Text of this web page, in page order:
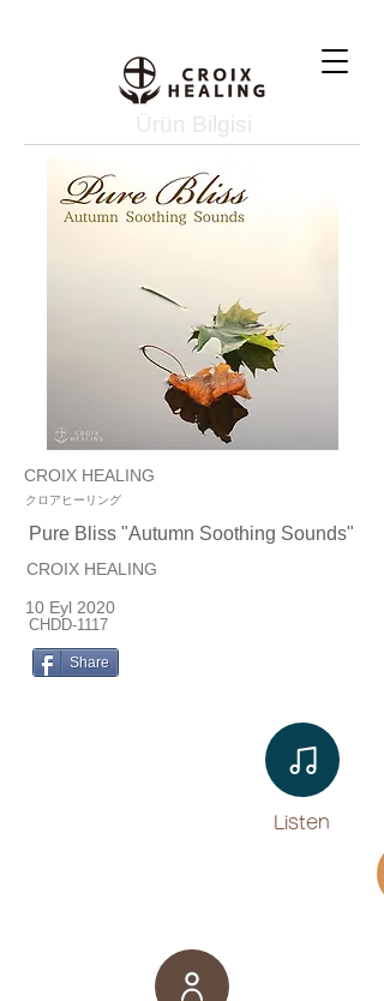
Ürün Bilgisi
CROIX HEALING
クロアヒーリング
Pure Bliss "Autumn Soothing Sounds"
CROIX HEALING
10 Eyl 2020
CHDD-1117
Share
Listen​